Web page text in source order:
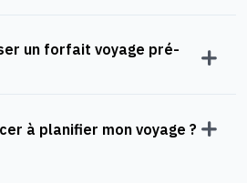
un forfait voyage pré-
à planifier mon voyage ?